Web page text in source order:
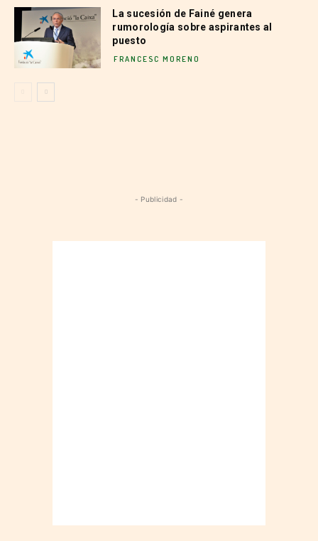
La sucesión de Fainé genera
rumorología sobre aspirantes al
puesto
FRANCESC MORENO
- Publicidad -